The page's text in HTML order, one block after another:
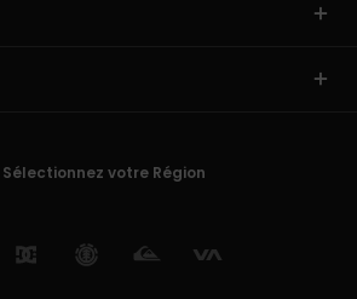
Sélectionnez votre Région